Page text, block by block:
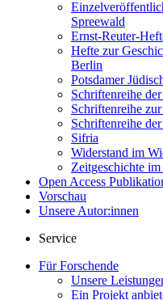
Spreewald
Ernst-Reuter-
Hefte zur
Berlin
Potsdamer
Schriftenreihe
Schriftenreihe
Schriftenreihe
Sifria
Widerstand im
Zeitgeschichte
Open Access
Vorschau
Unsere Autor:innen
Service
Für Forschende
Unsere
Ein Projekt